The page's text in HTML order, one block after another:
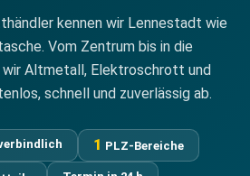
kennen wir Lennestadt wie
Vom Zentrum bis in die
wir Altmetall, Elektroschrott und
schnell und zuverlässig ab.
1 PLZ-Bereiche